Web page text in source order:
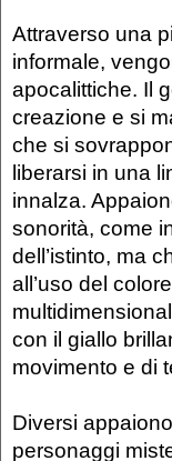
Attraverso una
informale,
apocalittiche. Il
creazione e si
che si
liberarsi in una
innalza.
sonorità, come
dell’istinto, ma
all’uso del
con il giallo
movimento e di
Diversi
personaggi